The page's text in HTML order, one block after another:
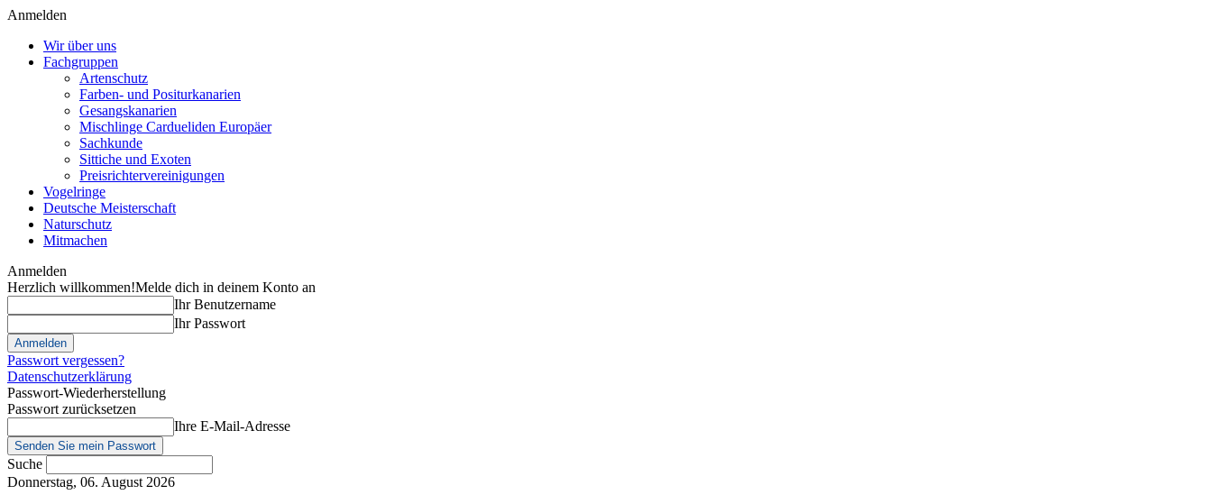
Anmelden
Wir über uns
Fachgruppen
Artenschutz
Farben- und Positurkanarien
Gesangskanarien
Mischlinge Cardueliden Europäer
Sachkunde
Sittiche und Exoten
Preisrichtervereinigungen
Vogelringe
Deutsche Meisterschaft
Naturschutz
Mitmachen
Anmelden
Herzlich willkommen!Melde dich in deinem Konto an
Ihr Benutzername
Ihr Passwort
Passwort vergessen?
Datenschutzerklärung
Passwort-Wiederherstellung
Passwort zurücksetzen
Ihre E-Mail-Adresse
Suche
Donnerstag, 06. August 2026